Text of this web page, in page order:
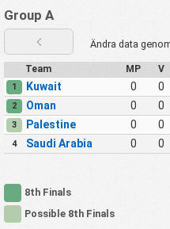
Group A
Ändra data
Team MP V
1 Kuwait 0 0
2 Oman 0 0
3 Palestine 0 0
4 Saudi Arabia 0 0
8th Finals
Possible 8th Finals